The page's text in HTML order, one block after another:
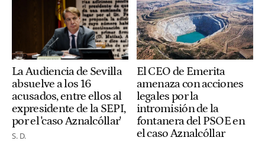
La Audiencia de Sevilla
absuelve a los 16
acusados, entre ellos al
expresidente de la SEPI,
por el 'caso Aznalcóllar'
S. D.
El CEO de Emerita
amenaza con acciones
legales por la
intromisión de la
fontanera del PSOE en
el caso Aznalcóllar